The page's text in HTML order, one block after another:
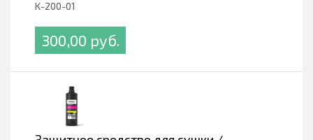
K-200-01
300,00 pуб.